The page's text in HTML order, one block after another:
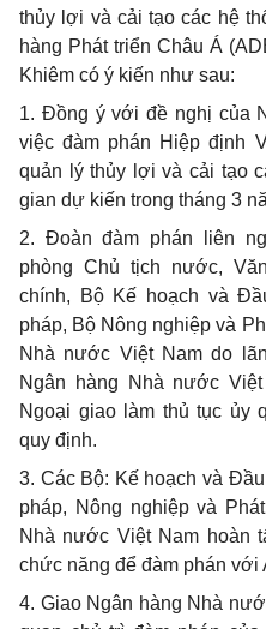
thủy lợi và cải tạo các hệ
hàng Phát triển Châu Á
Khiêm có ý kiến như sau:
1. Đồng ý với đề nghị của
việc đàm phán Hiệp định
quản lý thủy lợi và cải tạo
gian dự kiến trong tháng 3
2. Đoàn đàm phán liên
phòng Chủ tịch nước,
chính, Bộ Kế hoạch và
pháp, Bộ Nông nghiệp và
Nhà nước Việt Nam do
Ngân hàng Nhà nước
Ngoại giao làm thủ tục ủy
quy định.
3. Các Bộ: Kế hoạch và
pháp, Nông nghiệp và
Nhà nước Việt Nam hoàn
chức năng để đàm phán với
4. Giao Ngân hàng Nhà